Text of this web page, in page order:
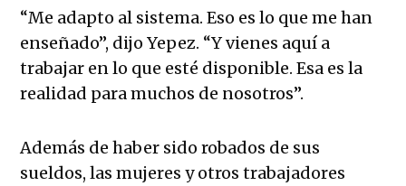
“Me adapto al sistema. Eso es lo que me han
enseñado”, dijo Yepez. “Y vienes aquí a
trabajar en lo que esté disponible. Esa es la
realidad para muchos de nosotros”.
Además de haber sido robados de sus
sueldos, las mujeres y otros trabajadores